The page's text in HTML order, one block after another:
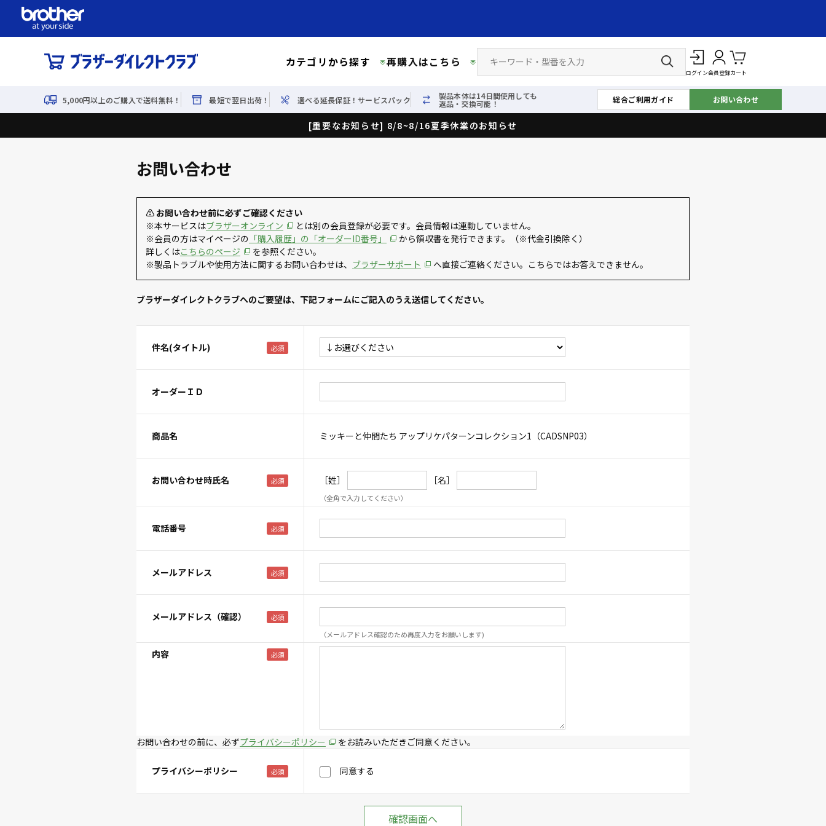
カテゴリから探す 再購入はこちら
ログイン会員登録カート
5,000円以上のご購入で送料無料！ 最短で翌日出荷！ 選べる延長保証！サービスパック 製品本体は14日間使用しても
返品・交換可能！ 総合ご利用ガイド お問い合わせ
[重要なお知らせ] 8/8~8/16夏季休業のお知らせ
お問い合わせ
⚠ お問い合わせ前に必ずご確認ください
※本サービスはブラザーオンライン
とは別の会員登録が必要です。会員情報は連動していません。
※会員の方はマイページの 「購入履歴」の「オーダーID番号」
から領収書を発行できます。（※代金引換除く）
詳しくはこちらのページ
を参照ください。
※製品トラブルや使用方法に関するお問い合わせは、 ブラザーサポート へ直接ご連絡ください。こちらではお答えできません。
ブラザーダイレクトクラブへのご要望は、下記フォームにご記入のうえ送信してください。
件名(タイトル)
オーダーＩＤ
商品名 ミッキーと仲間たち アップリケパターンコレクション1（CADSNP03）
お問い合わせ時氏名 ［姓］ ［名］
（全角で入力してください）
電話番号
メールアドレス
メールアドレス（確認）
（メールアドレス確認のため再度入力をお願いします)
内容
お問い合わせの前に、必ずプライバシーポリシー をお読みいただきご同意ください。
プライバシーポリシー 同意する